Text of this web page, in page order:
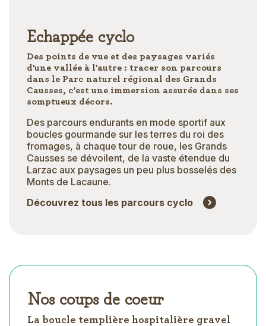
Echappée cyclo
Des points de vue et des paysages variés
d'une vallée à l'autre : tracer son parcours
dans le Parc naturel régional des Grands
Causses, c'est une immersion assurée dans ses
somptueux décors.
Des parcours endurants en mode sportif aux
boucles gourmande sur les terres du roi des
fromages, à chaque tour de roue, les Grands
Causses se dévoilent, de la vaste étendue du
Larzac aux paysages un peu plus bosselés des
Monts de Lacaune.
Découvrez tous les parcours cyclo
Nos coups de coeur
La boucle templière hospitalière gravel